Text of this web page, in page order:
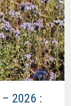
2026 :